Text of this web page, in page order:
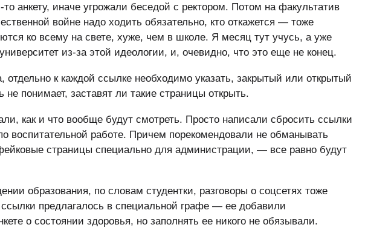
то анкету, иначе угрожали беседой с ректором. Потом на факультатив
войне надо ходить обязательно, кто откажется — тоже
ко всему на свете, хуже, чем в школе. Я месяц тут учусь, а уже
из-за этой идеологии, и, очевидно, что это еще не конец.
отдельно к каждой ссылке необходимо указать, закрытый или открытый
понимает, заставят ли такие страницы открыть.
как и что вообще будут смотреть. Просто написали сбросить ссылки
воспитательной работе. Причем порекомендовали не обманывать
страницы специально для администрации, — все равно будут
образования, по словам студентки, разговоры о соцсетях тоже
предлагалось в специальной графе — ее добавили
о состоянии здоровья, но заполнять ее никого не обязывали.